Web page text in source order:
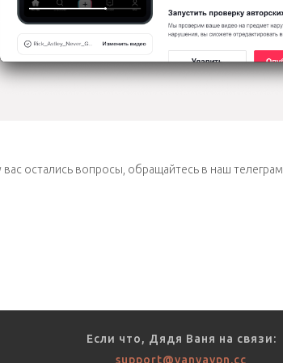
вас остались вопросы, обращайтесь в наш телеграм
Если что, Дядя Ваня на связи:
support@vanyavpn.cc